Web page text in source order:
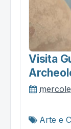
Visita
Arte e